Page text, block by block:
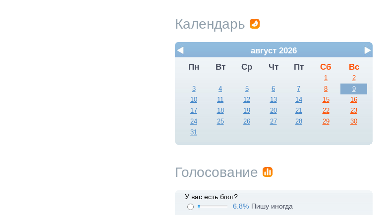
Календарь
август 2026
Пн
Вт Ср Чт Пт Сб Вс
1
2
3
4 5 6 7 8
9
10
11 12 13 14 15
16
17
18 19 20 21 22
23
24
25 26 27 28 29
30
31
Голосование
У вас есть блог?
6.8% Пишу иногда